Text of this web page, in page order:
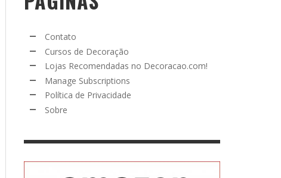
Contato
Cursos de Decoração
Lojas Recomendadas no Decoracao.com!
Manage Subscriptions
Política de Privacidade
Sobre